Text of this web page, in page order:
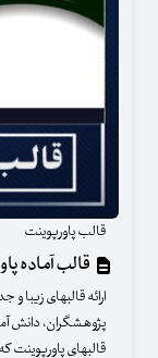
قالب پاورپوینت
قالب آماده
ارائه قالبهای زیبا
پژوهشگران، دانش
قالبهای پاورپوینت